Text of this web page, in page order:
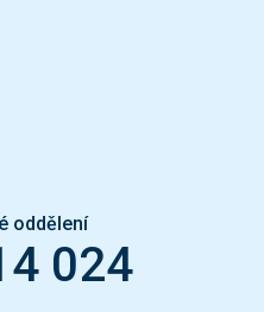
oddělení
024